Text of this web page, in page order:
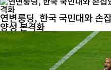
연변룽딩, 한국 국민대와 손
양성 본격화